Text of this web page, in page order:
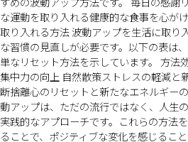
な運動を取り入れる健康的な食事を心が
取り入れる方法 波動アップを生活に取り
な習慣の見直しが必要です。以下の表は
単なリセット方法を示しています。 方法
集中力の向上 自然散策ストレスの軽減と
断捨離心のリセットと新たなエネルギー
動アップは、ただの流行ではなく、人生
実践的なアプローチです。これらの方法
ることで、ポジティブな変化を感じるこ